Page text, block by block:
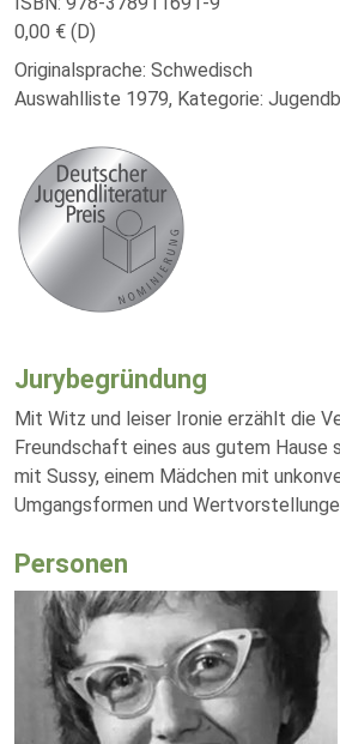
0,00 € (D)
Originalsprache: Schwedisch
Auswahlliste 1979, Kategorie:
Jurybegründung
Mit Witz und leiser Ironie erzählt die
Freundschaft eines aus gutem Hause
mit Sussy, einem Mädchen mit
Umgangsformen und
Personen